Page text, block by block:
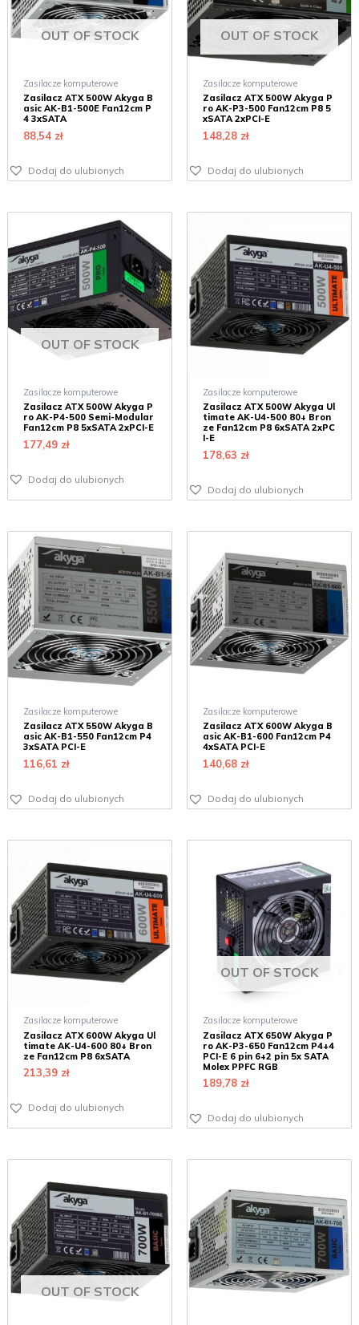
OUT OF STOCK
Zasilacze komputerowe
Zasilacz ATX 500W Akyga B
asic AK-B1-500E Fan12cm P
4 3xSATA
88,54 zł
Dodaj do ulubionych
OUT OF STOCK
Zasilacze komputerowe
Zasilacz ATX 500W Akyga P
ro AK-P3-500 Fan12cm P8 5
xSATA 2xPCI-E
148,28 zł
Dodaj do ulubionych
OUT OF STOCK
Zasilacze komputerowe
Zasilacz ATX 500W Akyga P
ro AK-P4-500 Semi-Modular
Fan12cm P8 5xSATA 2xPCI-E
177,49 zł
Dodaj do ulubionych
Zasilacze komputerowe
Zasilacz ATX 500W Akyga Ul
timate AK-U4-500 80+ Bron
ze Fan12cm P8 6xSATA 2xPC
I-E
178,63 zł
Dodaj do ulubionych
Zasilacze komputerowe
Zasilacz ATX 550W Akyga B
asic AK-B1-550 Fan12cm P4
3xSATA PCI-E
116,61 zł
Dodaj do ulubionych
Zasilacze komputerowe
Zasilacz ATX 600W Akyga B
asic AK-B1-600 Fan12cm P4
4xSATA PCI-E
140,68 zł
Dodaj do ulubionych
Zasilacze komputerowe
Zasilacz ATX 600W Akyga Ul
timate AK-U4-600 80+ Bron
ze Fan12cm P8 6xSATA
213,39 zł
Dodaj do ulubionych
OUT OF STOCK
Zasilacze komputerowe
Zasilacz ATX 650W Akyga P
ro AK-P3-650 Fan12cm P4+4
PCI-E 6 pin 6+2 pin 5x SATA
Molex PPFC RGB
189,78 zł
Dodaj do ulubionych
OUT OF STOCK